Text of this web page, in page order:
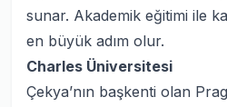
sunar. Akademik eğitimi ile
en büyük adım olur.
Charles Üniversitesi
Çekya’nın başkenti olan